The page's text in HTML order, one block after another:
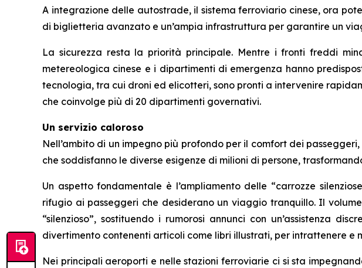
A integrazione delle autostrade, il sistema ferroviario cinese, ora
di biglietteria avanzato e un’ampia infrastruttura per garantire un
La sicurezza resta la priorità principale. Mentre i fronti freddi
metereologica cinese e i dipartimenti di emergenza hanno
tecnologia, tra cui droni ed elicotteri, sono pronti a intervenire
che coinvolge più di 20 dipartimenti governativi.
Un servizio caloroso
Nell’ambito di un impegno più profondo per il comfort dei
che soddisfanno le diverse esigenze di milioni di persone,
Un aspetto fondamentale è l’ampliamento delle “carrozze
rifugio ai passeggeri che desiderano un viaggio tranquillo. Il
“silenzioso”, sostituendo i rumorosi annunci con un’assistenza
divertimento contenenti articoli come libri illustrati, per intrattenere e
Nei principali aeroporti e nelle stazioni ferroviarie ci si sta